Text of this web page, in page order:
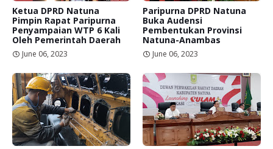
Ketua DPRD Natuna
Pimpin Rapat Paripurna
Penyampaian WTP 6 Kali
Oleh Pemerintah Daerah
June 06, 2023
Paripurna DPRD Natuna
Buka Audensi
Pembentukan Provinsi
Natuna-Anambas
June 06, 2023